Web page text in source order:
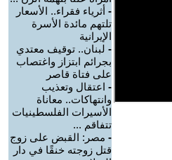
- أثرياء فقراء.. الأسعار
تلتهم مائدة الأسرة
الإيرانية
- لبنان.. توقيف معتدي
بجرائم ابتزاز واغتصاب
على فتاة قاصر
- اعتقال وتعذيب
وانتهاكات.. معاناة
الأسيرات الفلسطينيات
تتفاقم ...
- مصر: القبض على زوج
قتل زوجته خنقًا في دار